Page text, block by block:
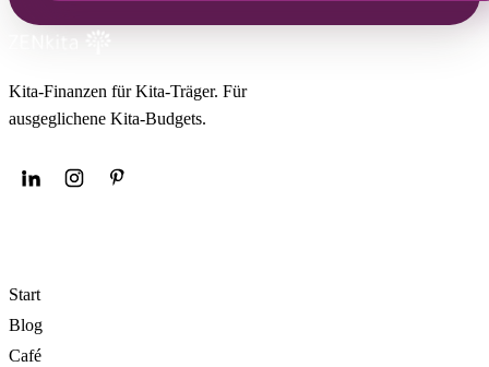
Kita-Finanzen für Kita-Träger. Für
ausgeglichene Kita-Budgets.
Start
Blog
Café